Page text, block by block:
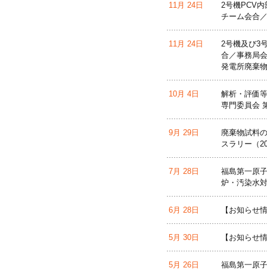
11月 24日
2号機PCV内
チーム会合
11月 24日
2号機及び3
合／事務局
発電所廃棄
10月 4日
解析・評価
専門委員会
9月 29日
廃棄物試料
スラリー（
7月 28日
福島第一原
炉・汚染水
6月 28日 【お知らせ
5月 30日 【お知らせ
5月 26日
福島第一原